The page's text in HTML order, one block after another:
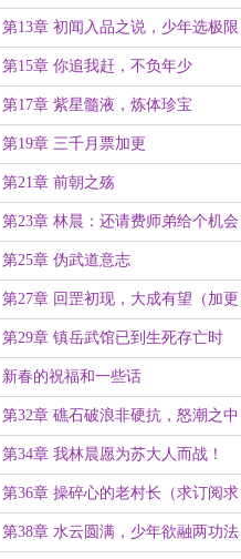
第13章 初闻入品之说，少年选极限
之路（加更）
第15章 你追我赶，不负年少
第17章 紫星髓液，炼体珍宝
第19章 三千月票加更
第21章 前朝之殇
第23章 林晨：还请费师弟给个机会
第25章 伪武道意志
第27章 回罡初现，大成有望（加更
求月票）
第29章 镇岳武馆已到生死存亡时
刻！
新春的祝福和一些话
第32章 礁石破浪非硬抗，怒潮之中
悟真谛
第34章 我林晨愿为苏大人而战！
（求订阅）
第36章 操碎心的老村长（求订阅求
月票）
第38章 水云圆满，少年欲融两功法